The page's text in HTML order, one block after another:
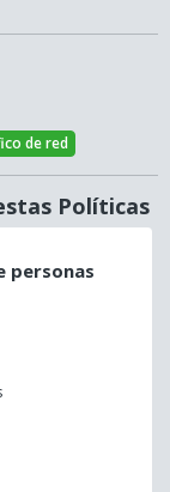
de red
Políticas
personas